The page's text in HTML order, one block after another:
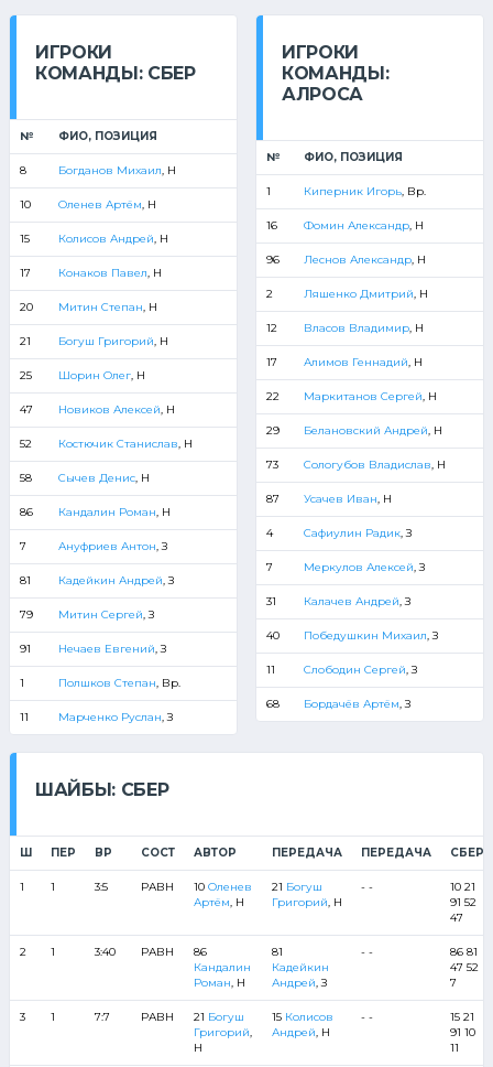
ИГРОКИ
КОМАНДЫ: СБЕР
№ ФИО, ПОЗИЦИЯ
8 Богданов Михаил , Н
10 Оленев Артём , Н
15 Колисов Андрей , Н
17 Конаков Павел , Н
20 Митин Степан , Н
21 Богуш Григорий , Н
25 Шорин Олег, Н
47 Новиков Алексей , Н
52 Костючик Станислав , Н
58 Сычев Денис, Н
86 Кандалин Роман , Н
7 Ануфриев Антон , З
81 Кадейкин Андрей , З
79 Митин Сергей , З
91 Нечаев Евгений , З
1 Полшков Степан , Вр.
11 Марченко Руслан , З
ИГРОКИ
КОМАНДЫ:
АЛРОСА
№ ФИО, ПОЗИЦИЯ
1 Киперник Игорь, Вр.
16 Фомин Александр, Н
96 Леснов Александр, Н
2 Ляшенко Дмитрий , Н
12 Власов Владимир, Н
17 Алимов Геннадий , Н
22 Маркитанов Сергей , Н
29 Белановский Андрей , Н
73 Сологубов Владислав , Н
87 Усачев Иван , Н
4 Сафиулин Радик, З
7 Меркулов Алексей , З
31 Калачев Андрей , З
40 Победушкин Михаил , З
11 Слободин Сергей , З
68 Бордачёв Артём , З
ШАЙБЫ: СБЕР
Ш ПЕР ВР СОСТ АВТОР ПЕРЕДАЧА ПЕРЕДАЧА СБЕР
1 1 3:5 РАВН 10 Оленев
Артём , Н
21 Богуш
Григорий , Н
- -
10 21
91 52
47
2 1 3:40 РАВН
86
Кандалин
Роман , Н
81
Кадейкин
Андрей , З
- -
86 81
47 52
7
3 1 7:7 РАВН 21 Богуш
Григорий
Н
15 Колисов
Андрей , Н
- -
15 21
91 10
11